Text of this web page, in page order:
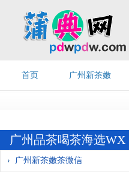
首页 广州新茶嫩
广州品茶喝茶海选WX
广州新茶嫩茶微信